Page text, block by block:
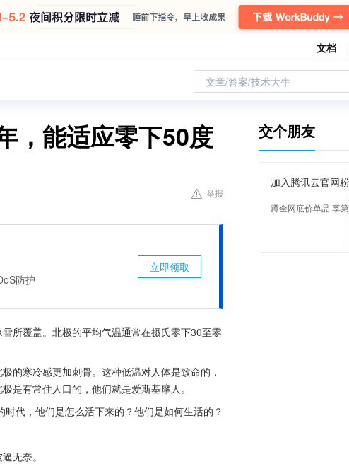
文档
文章/答案/技术大牛
，能适应零下50度
举报
防护
立即领取
所覆盖。北极的平均气温通常在摄氏零下30至零
的寒冷感更加刺骨。这种低温对人体是致命的，
是有常住人口的，他们就是爱斯基摩人。
代，他们是怎么活下来的？他们是如何生活的？
无奈。
交个朋友
加入腾讯云官网
蹲全网底价单品 享